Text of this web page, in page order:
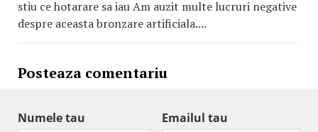
stiu ce hotarare sa iau Am auzit multe lucruri negative
despre aceasta bronzare artificiala....
Posteaza comentariu
Numele tau Emailul tau